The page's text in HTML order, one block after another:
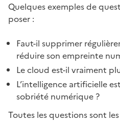
Quelques exemples de
poser :
Faut-il supprimer
réduire son empreinte
Le cloud est-il vraiment
L’intelligence artificielle
sobriété numérique ?
Toutes les questions sont